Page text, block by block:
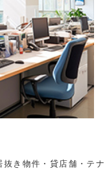
抜き物件・貸店舗・テ